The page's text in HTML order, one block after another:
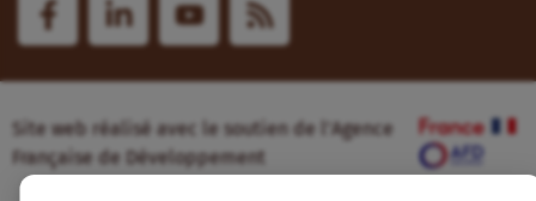
Site web réalisé avec le soutien de l’Agence
Française de Développement